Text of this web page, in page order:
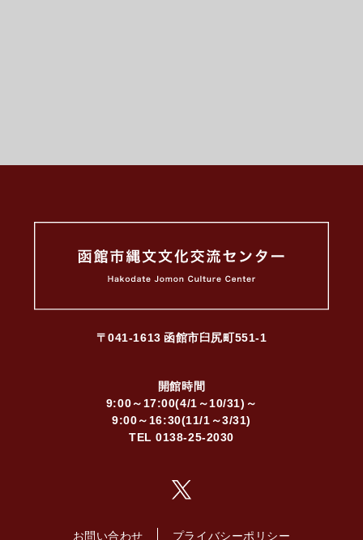
〒041-1613 函館市臼尻町551-1
開館時間
9:00～17:00(4/1～10/31)～
9:00～16:30(11/1～3/31)
TEL0138-25-2030
お問い合わせ プライバシーポリシー